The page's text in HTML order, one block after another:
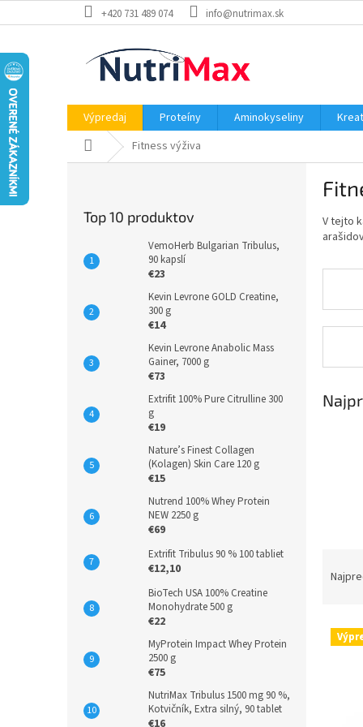
na
+420 731 489 074 info@nutrimax.sk
Výpredaj Proteíny Aminokyseliny
DomovFitness výživa
Top 10 produktov
VemoHerb Bulgarian Tribulus,
90 kapslí
€23
Kevin Levrone GOLD Creatine,
300 g
€14
Kevin Levrone Anabolic Mass
Gainer, 7000 g
€73
Extrifit 100% Pure Citrulline 300
g
€19
Nature’s Finest Collagen
(Kolagen) Skin Care 120 g
€15
Nutrend 100% Whey Protein
NEW 2250 g
€69
Extrifit Tribulus 90 % 100 tabliet
€12,10
BioTech USA 100% Creatine
Monohydrate 500 g
€22
MyProtein Impact Whey Protein
2500 g
€75
NutriMax Tribulus 1500 mg 90 %,
Kotvičník, Extra silný, 90 tablet
€16
V tejto
nV